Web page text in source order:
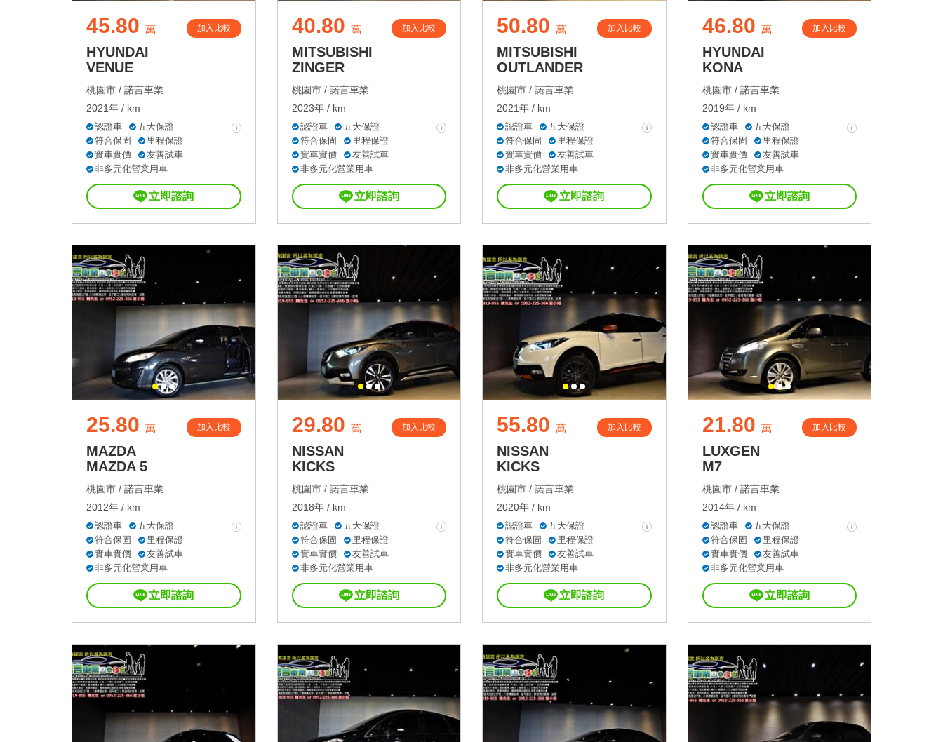
45.80 萬 加入比較
HYUNDAI
VENUE
桃園市 / 諾言車業
2021年 / km
認證車
五大保證
符合保固
里程保證
實車實價
友善試車
非多元化營業用車
立即諮詢
40.80 萬 加入比較
MITSUBISHI
ZINGER
桃園市 / 諾言車業
2023年 / km
認證車
五大保證
符合保固
里程保證
實車實價
友善試車
非多元化營業用車
立即諮詢
50.80 萬 加入比較
MITSUBISHI
OUTLANDER
桃園市 / 諾言車業
2021年 / km
認證車
五大保證
符合保固
里程保證
實車實價
友善試車
非多元化營業用車
立即諮詢
46.80 萬 加入比較
HYUNDAI
KONA
桃園市 / 諾言車業
2019年 / km
認證車
五大保證
符合保固
里程保證
實車實價
友善試車
非多元化營業用車
立即諮詢
25.80 萬 加入比較
MAZDA
MAZDA 5
桃園市 / 諾言車業
2012年 / km
認證車
五大保證
符合保固
里程保證
實車實價
友善試車
非多元化營業用車
立即諮詢
29.80 萬 加入比較
NISSAN
KICKS
桃園市 / 諾言車業
2018年 / km
認證車
五大保證
符合保固
里程保證
實車實價
友善試車
非多元化營業用車
立即諮詢
55.80 萬 加入比較
NISSAN
KICKS
桃園市 / 諾言車業
2020年 / km
認證車
五大保證
符合保固
里程保證
實車實價
友善試車
非多元化營業用車
立即諮詢
21.80 萬 加入比較
LUXGEN
M7
桃園市 / 諾言車業
2014年 / km
認證車
五大保證
符合保固
里程保證
實車實價
友善試車
非多元化營業用車
立即諮詢